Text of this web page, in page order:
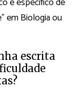
em Biologia ou
escrita